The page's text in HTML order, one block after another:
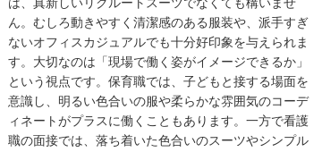
ん。むしろ動きやすく清潔感のある服装や、派手すぎ
ないオフィスカジュアルでも十分好印象を与えられま
す。大切なのは「現場で働く姿がイメージできるか」
という視点です。保育職では、子どもと接する場面を
意識し、明るい色合いの服や柔らかな雰囲気のコーデ
ィネートがプラスに働くこともあります。一方で看護
職の面接では、落ち着いた色合いのスーツやシンプル